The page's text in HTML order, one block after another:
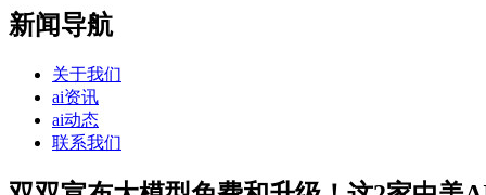
新闻导航
关于我们
ai资讯
ai动态
联系我们